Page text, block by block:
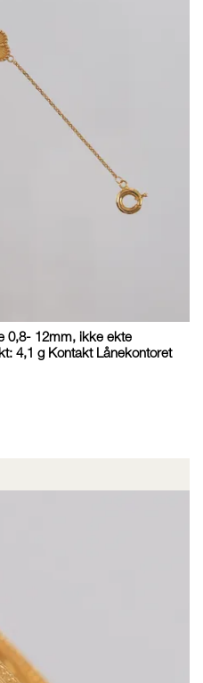
0,8- 12mm, ikke ekte
4,1 g Kontakt Lånekontoret